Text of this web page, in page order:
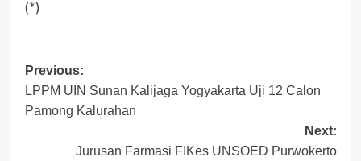
(*)
Post
navigation
Previous:
LPPM UIN Sunan Kalijaga Yogyakarta Uji 12 Calon
Pamong Kalurahan
Next:
Jurusan Farmasi FIKes UNSOED Purwokerto